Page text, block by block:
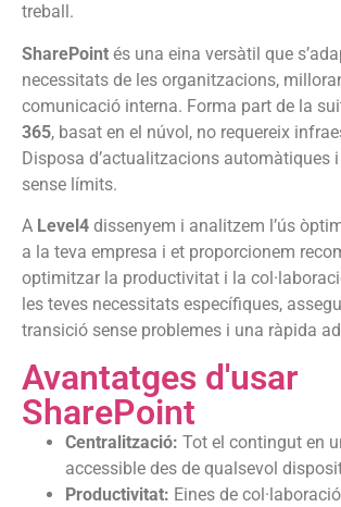
treball.
SharePoint és una eina versàtil que
necessitats de les organitzacions,
comunicació interna. Forma part de la
365, basat en el núvol, no requereix
Disposa d’actualitzacions automàtiques
sense límits.
A Level4 dissenyem i analitzem l’ús
a la teva empresa i et proporcionem
optimitzar la productivitat i la
les teves necessitats específiques,
transició sense problemes i una ràpida
Avantatges d'usar
SharePoint
Centralització: Tot el contingut en
accessible des de qualsevol
Productivitat: Eines de